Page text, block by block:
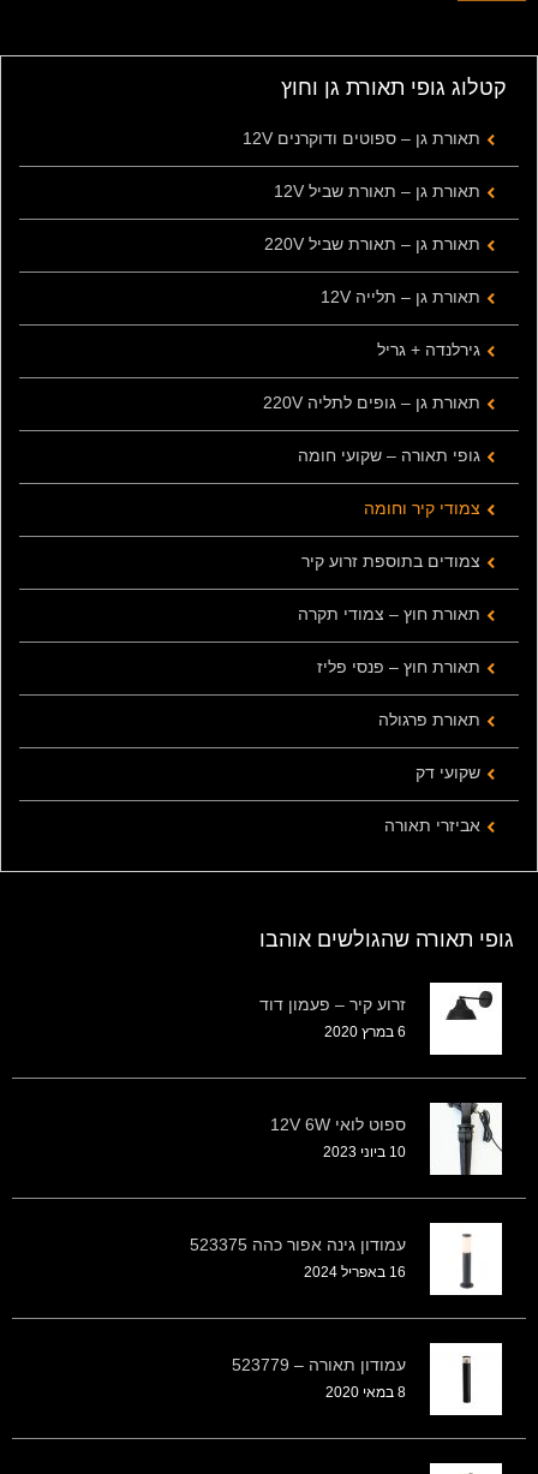
קטלוג גופי תאורת גן וחוץ
תאורת גן – ספוטים ודוקרנים 12V
תאורת גן – תאורת שביל 12V
תאורת גן – תאורת שביל 220V
תאורת גן – תלייה 12V
גירלנדה + גריל
תאורת גן – גופים לתליה 220V
גופי תאורה – שקועי חומה
צמודי קיר וחומה
צמודים בתוספת זרוע קיר
תאורת חוץ – צמודי תקרה
תאורת חוץ – פנסי פליז
תאורת פרגולה
שקועי דק
אביזרי תאורה
גופי תאורה שהגולשים אוהבו
זרוע קיר – פעמון דוד
6 במרץ 2020
ספוט לואי 12V 6W
10 ביוני 2023
עמודון גינה אפור כהה 523375
16 באפריל 2024
עמודון תאורה – 523779
8 במאי 2020